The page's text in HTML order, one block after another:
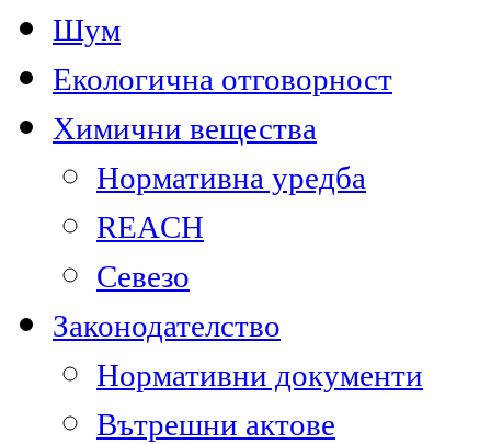
Шум
Екологична отговорност
Химични вещества
Нормативна уредба
REACH
Севезо
Законодателство
Нормативни документи
Вътрешни актове